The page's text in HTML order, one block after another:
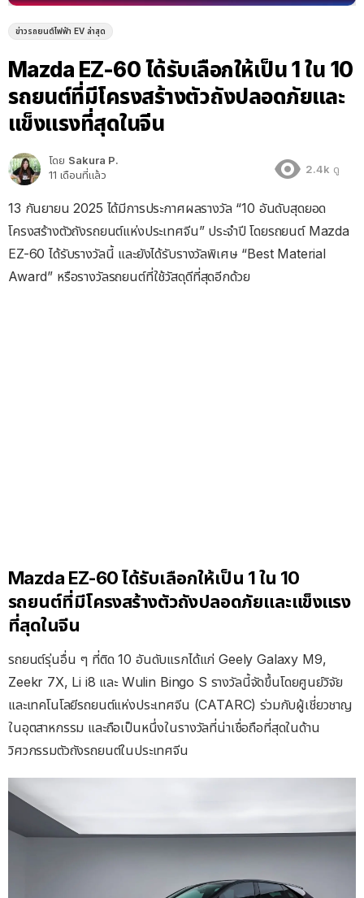
ข่าวรถยนต์ไฟฟ้า EV ล่าสุด
Mazda EZ-60 ได้รับเลือกให้เป็น 1 ใน 10
รถยนต์ที่มีโครงสร้างตัวถังปลอดภัยและ
แข็งแรงที่สุดในจีน
โดย Sakura P.
11 เดือนที่แล้ว
2.4k ดู
13 กันยายน 2025 ได้มีการประกาศผลรางวัล “10 อันดับสุดยอด
โครงสร้างตัวถังรถยนต์แห่งประเทศจีน” ประจำปี โดยรถยนต์ Mazda
EZ-60 ได้รับรางวัลนี้ และยังได้รับรางวัลพิเศษ “Best Material
Award” หรือรางวัลรถยนต์ที่ใช้วัสดุดีที่สุดอีกด้วย
Mazda EZ-60 ได้รับเลือกให้เป็น 1 ใน 10
รถยนต์ที่มีโครงสร้างตัวถังปลอดภัยและแข็งแรง
ที่สุดในจีน
รถยนต์รุ่นอื่น ๆ ที่ติด 10 อันดับแรกได้แก่ Geely Galaxy M9,
Zeekr 7X, Li i8 และ Wulin Bingo S รางวัลนี้จัดขึ้นโดยศูนย์วิจัย
และเทคโนโลยีรถยนต์แห่งประเทศจีน (CATARC) ร่วมกับผู้เชี่ยวชาญ
ในอุตสาหกรรม และถือเป็นหนึ่งในรางวัลที่น่าเชื่อถือที่สุดในด้าน
วิศวกรรมตัวถังรถยนต์ในประเทศจีน